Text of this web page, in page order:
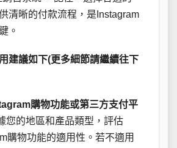
清晰的付款流程，是Instagram
。
建議如下(更多細節請繼續往下
購物功能或第三方支付平
您的地區和產品類型，評估
購物功能的適用性。若不適用